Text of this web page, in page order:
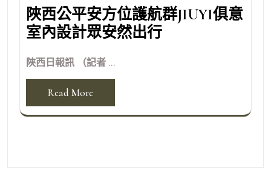
陜西公平安方位護航群JIUYI俱意
室內設計眾安然出行
陜西日報訊 （記者 ...
Read More